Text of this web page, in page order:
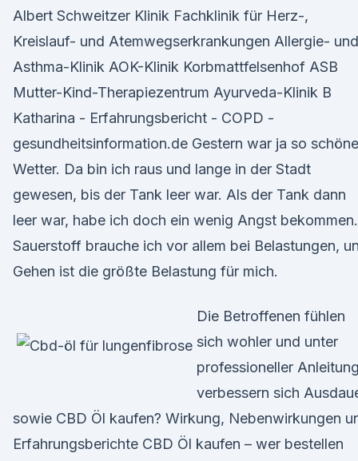
Albert Schweitzer Klinik Fachklinik für Herz-,
Kreislauf- und Atemwegserkrankungen Allergie- und
Asthma-Klinik AOK-Klinik Korbmattfelsenhof ASB
Mutter-Kind-Therapiezentrum Ayurveda-Klinik B
Katharina - Erfahrungsbericht - COPD -
gesundheitsinformation.de Gestern war ja so
Wetter. Da bin ich raus und lange in der Stadt
gewesen, bis der Tank leer war. Als der Tank dann
leer war, habe ich doch ein wenig Angst bekommen.
Sauerstoff brauche ich vor allem bei Belastungen,
Gehen ist die größte Belastung für mich.
Die Betroffenen fühlen
sich wohler und unter
professioneller Anleitung
verbessern sich
sowie CBD Öl kaufen? Wirkung, Nebenwirkungen
Erfahrungsberichte CBD Öl kaufen – wer bestellen